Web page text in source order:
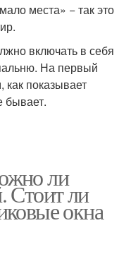
места» − так это
включать в себя
На первый
как показывает
бывает.
ли
Стоит ли
окна